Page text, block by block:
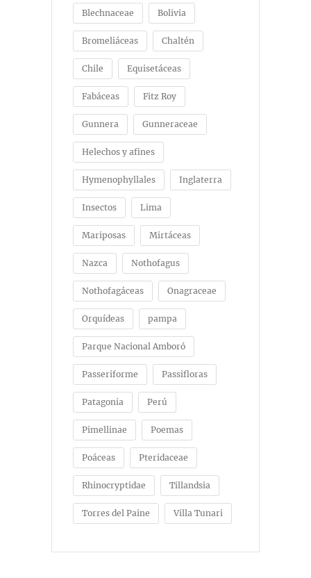
Blechnaceae Bolivia
Bromeliáceas Chaltén
Chile Equisetáceas
Fabáceas Fitz Roy
Gunnera Gunneraceae
Helechos y afines
Hymenophyllales Inglaterra
Insectos Lima
Mariposas Mirtáceas
Nazca Nothofagus
Nothofagáceas Onagraceae
Orquídeas pampa
Parque Nacional Amboró
Passeriforme Passifloras
Patagonia Perú
Pimellinae Poemas
Poáceas Pteridaceae
Rhinocryptidae Tillandsia
Torres del Paine Villa Tunari